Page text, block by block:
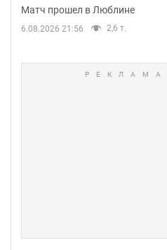
Матч прошел в Люблине
6.08.2026 21:56 2,6 т.